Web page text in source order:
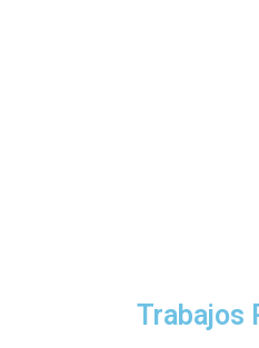
Trabajos